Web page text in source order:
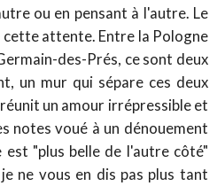
ou en pensant à l'autre. Le
cette attente. Entre la Pologne
des-Prés, ce sont deux
un mur qui sépare ces deux
un amour irrépressible et
notes voué à un dénouement
"plus belle de l'autre côté"
ne vous en dis pas plus tant